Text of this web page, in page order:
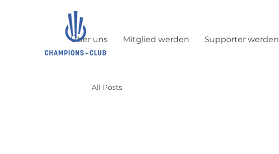
Über uns Mitglied werden Supporter werden
All Posts